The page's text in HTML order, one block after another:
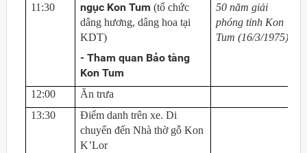
11:30
ngục Kon Tum (tổ chức
dâng hương, dâng hoa tại
KDT)
- Tham quan Bảo tàng
Kon Tum
50 năm giải
phóng tỉnh Kon
Tum (16/3/1975)
12:00
Ăn trưa
13:30
Điểm danh trên xe. Di
chuyển đến Nhà thờ gỗ Kon
K’Lor